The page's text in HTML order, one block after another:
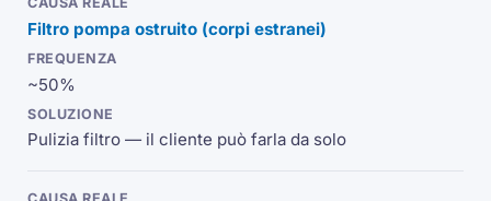
Filtro pompa ostruito (corpi estranei)
~50%
Pulizia filtro — il cliente può farla da solo